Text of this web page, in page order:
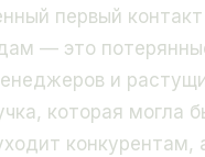
первый
— это
и
которая могла
конкурентам,